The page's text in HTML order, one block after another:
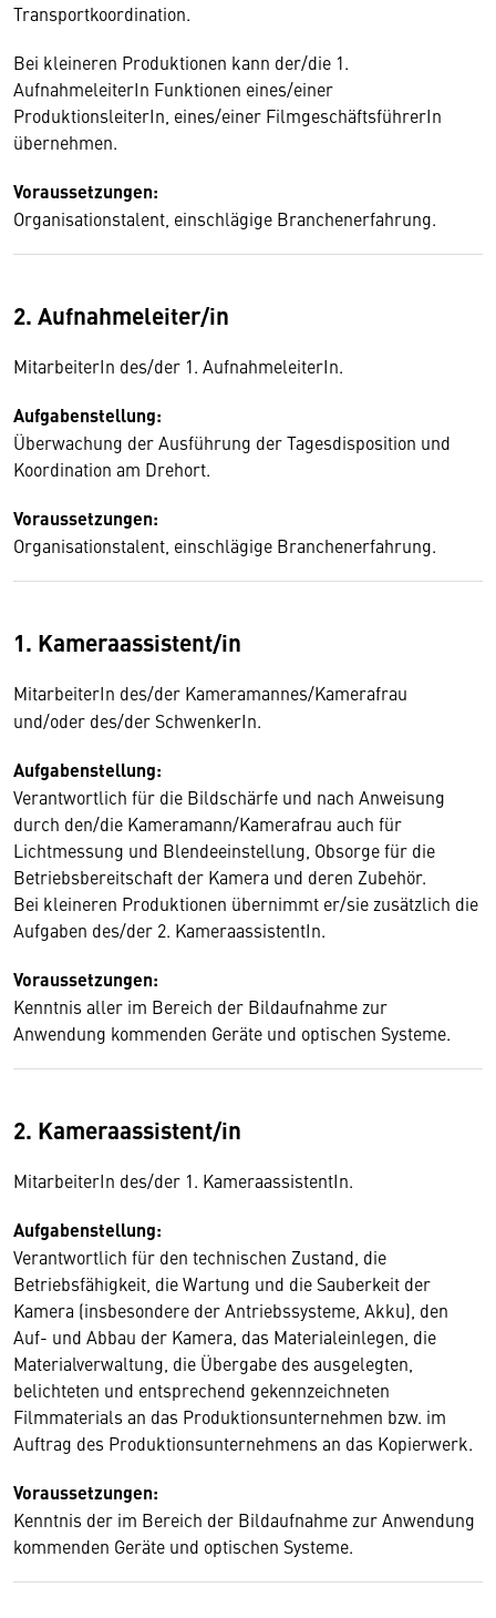
Transportkoordination.
Bei kleineren Produktionen kann der/die 1.
AufnahmeleiterIn Funktionen eines/einer
ProduktionsleiterIn, eines/einer FilmgeschäftsführerIn
übernehmen.
Voraussetzungen:
Organisationstalent, einschlägige Branchenerfahrung.
2. Aufnahmeleiter/in
MitarbeiterIn des/der 1. AufnahmeleiterIn.
Aufgabenstellung:
Überwachung der Ausführung der Tagesdisposition und
Koordination am Drehort.
Voraussetzungen:
Organisationstalent, einschlägige Branchenerfahrung.
1. Kameraassistent/in
MitarbeiterIn des/der Kameramannes/Kamerafrau
und/oder des/der SchwenkerIn.
Aufgabenstellung:
Verantwortlich für die Bildschärfe und nach Anweisung
durch den/die Kameramann/Kamerafrau auch für
Lichtmessung und Blendeeinstellung, Obsorge für die
Betriebsbereitschaft der Kamera und deren Zubehör.
Bei kleineren Produktionen übernimmt er/sie zusätzlich die
Aufgaben des/der 2. KameraassistentIn.
Voraussetzungen:
Kenntnis aller im Bereich der Bildaufnahme zur
Anwendung kommenden Geräte und optischen Systeme.
2. Kameraassistent/in
MitarbeiterIn des/der 1. KameraassistentIn.
Aufgabenstellung:
Verantwortlich für den technischen Zustand, die
Betriebsfähigkeit, die Wartung und die Sauberkeit der
Kamera (insbesondere der Antriebssysteme, Akku), den
Auf- und Abbau der Kamera, das Materialeinlegen, die
Materialverwaltung, die Übergabe des ausgelegten,
belichteten und entsprechend gekennzeichneten
Filmmaterials an das Produktionsunternehmen bzw. im
Auftrag des Produktionsunternehmens an das Kopierwerk.
Voraussetzungen:
Kenntnis der im Bereich der Bildaufnahme zur Anwendung
kommenden Geräte und optischen Systeme.